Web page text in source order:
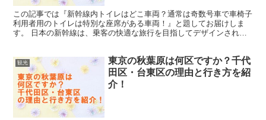
この記事では『新幹線内トイレはどこ車両？通常は奇数号車で車椅子
利用者用のトイレは特別な座席がある車両！』と題してお届けしま
す。 日本の新幹線は、乗客の快適な旅行を目指してデザインされた
観光
東京の秋葉原は何区ですか？千代
田区・台東区の理由と行き方を紹
介！